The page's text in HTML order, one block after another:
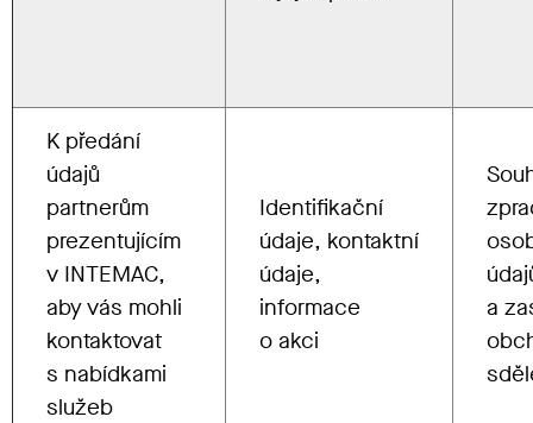
K předání
údajů
partnerům
prezentujícím
v INTEMAC,
aby vás mohli
kontaktovat
s nabídkami
služeb
Identifikační
údaje, kontaktní
údaje,
informace
o akci
a